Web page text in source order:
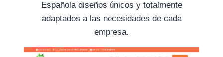
Española diseños únicos y totalmente
adaptados a las necesidades de cada
empresa.